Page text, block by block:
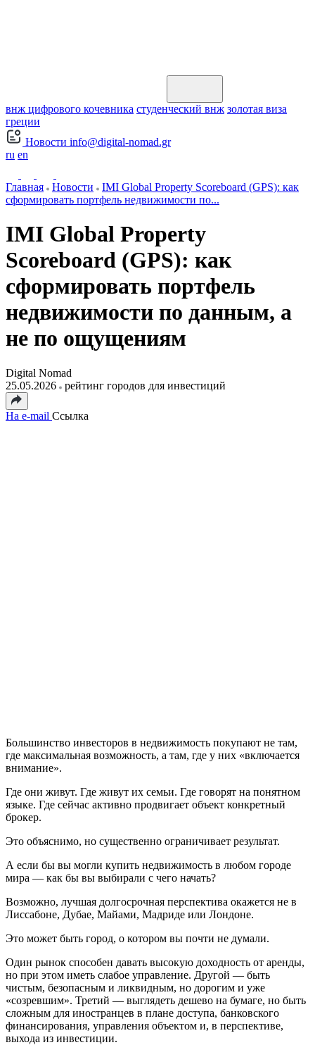
внж цифрового кочевника студенческий внж золотая виза
греции
Новости info@digital-nomad.gr
ru en
Главная Новости
IMI Global Property Scoreboard (GPS): как
сформировать портфель недвижимости по...
IMI Global Property
Scoreboard (GPS): как
сформировать портфель
недвижимости по данным, а
не по ощущениям
Digital Nomad
25.05.2026
рейтинг городов для инвестиций
На e-mail Ссылка
Большинство инвесторов в недвижимость покупают не там,
где максимальная возможность, а там, где у них «включается
внимание».
Где они живут. Где живут их семьи. Где говорят на понятном
языке. Где сейчас активно продвигает объект конкретный
брокер.
Это объяснимо, но существенно ограничивает результат.
А если бы вы могли купить недвижимость в любом городе
мира — как бы вы выбирали с чего начать?
Возможно, лучшая долгосрочная перспектива окажется не в
Лиссабоне, Дубае, Майами, Мадриде или Лондоне.
Это может быть город, о котором вы почти не думали.
Один рынок способен давать высокую доходность от аренды,
но при этом иметь слабое управление. Другой — быть
чистым, безопасным и ликвидным, но дорогим и уже
«созревшим». Третий — выглядеть дешево на бумаге, но быть
сложным для иностранцев в плане доступа, банковского
финансирования, управления объектом и, в перспективе,
выхода из инвестиции.